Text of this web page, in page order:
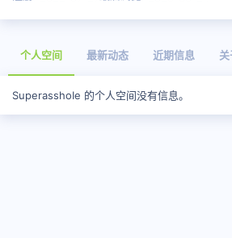
个人空间 最新动态 近期信息
SuperasshoIe 的个人空间没有信息。